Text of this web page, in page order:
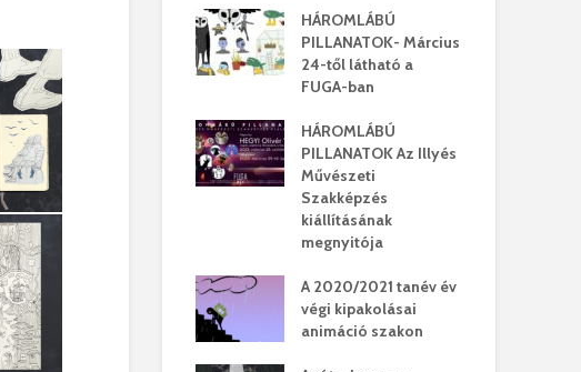
HÁROMLÁBÚ
PILLANATOK- Március
24-től látható a
FUGA-ban
HÁROMLÁBÚ
PILLANATOK Az Illyés
Művészeti
Szakképzés
kiállításának
megnyitója
A 2020/2021 tanév év
végi kipakolásai
animáció szakon